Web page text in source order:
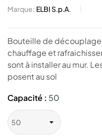
Marque: ELBI S.p.A.
Bouteille de
chauffage et
sont à installer au mur.
posent au sol
Capacité : 50